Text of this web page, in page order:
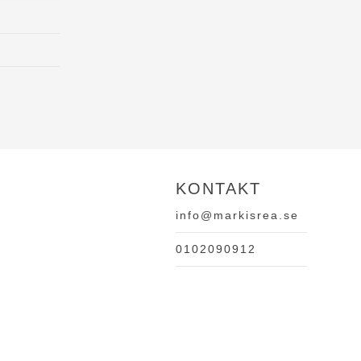
KONTAKT
info@markisrea.se
0102090912